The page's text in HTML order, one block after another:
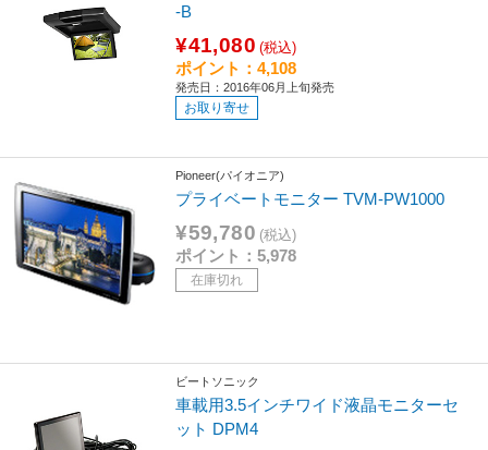
-B
¥41,080 (税込)
ポイント：4,108
発売日：2016年06月上旬発売
お取り寄せ
Pioneer(パイオニア)
プライベートモニター TVM-PW1000
¥59,780 (税込)
ポイント：5,978
在庫切れ
ビートソニック
車載用3.5インチワイド液晶モニターセ
ット DPM4